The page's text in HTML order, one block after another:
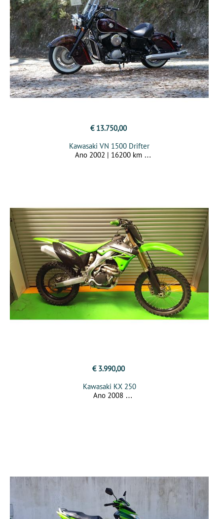
€ 13.750,00
Kawasaki VN 1500 Drifter
Ano 2002 | 16200 km
€ 3.990,00
Kawasaki KX 250
Ano 2008